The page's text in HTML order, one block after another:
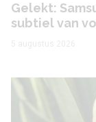
Gelekt:
subtiel van